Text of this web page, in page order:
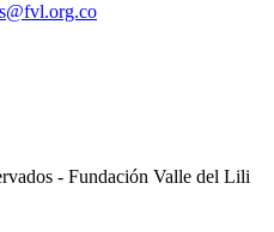
- Fundación Valle del Lili